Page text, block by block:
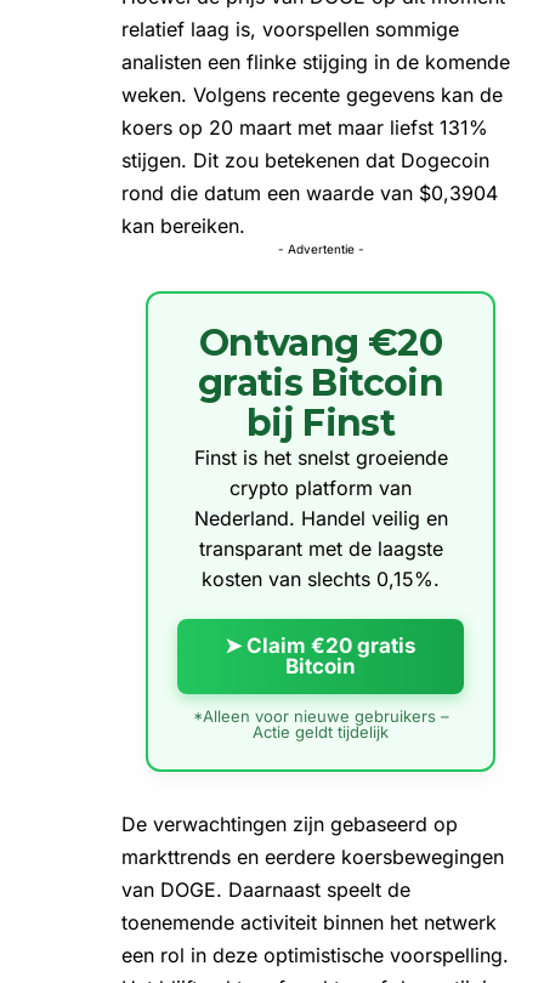
relatief laag is, voorspellen sommige
analisten een flinke stijging in de komende
weken. Volgens recente gegevens kan de
koers op 20 maart met maar liefst 131%
stijgen. Dit zou betekenen dat Dogecoin
rond die datum een waarde van $0,3904
kan bereiken.
- Advertentie -
Ontvang €20
gratis Bitcoin
bij Finst
Finst is het snelst groeiende
crypto platform van
Nederland. Handel veilig en
transparant met de laagste
kosten van slechts 0,15%.
➤ Claim €20 gratis
Bitcoin
*Alleen voor nieuwe gebruikers –
Actie geldt tijdelijk
De verwachtingen zijn gebaseerd op
markttrends en eerdere koersbewegingen
van DOGE. Daarnaast speelt de
toenemende activiteit binnen het netwerk
een rol in deze optimistische voorspelling.